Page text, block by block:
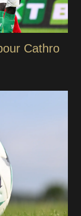
Cathro